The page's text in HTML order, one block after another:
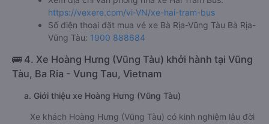
https://vexere.com/vi-VN/xe-hai-tram-bus
Số điện thoại đặt mua vé xe Bà Rịa-Vũng Tàu Bà Rịa-
Vũng Tàu: 1900 888684
🚌 4. Xe Hoàng Hưng (Vũng Tàu) khởi hành tại Vũng
Tàu, Ba Ria - Vung Tau, Vietnam
a. Giới thiệu xe Hoàng Hưng (Vũng Tàu)
Xe khách Hoàng Hưng (Vũng Tàu) có kinh nghiệm lâu đời